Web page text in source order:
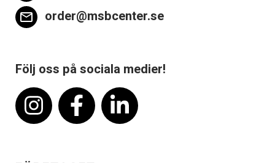
email order@msbcenter.se
Följ oss på sociala medier!